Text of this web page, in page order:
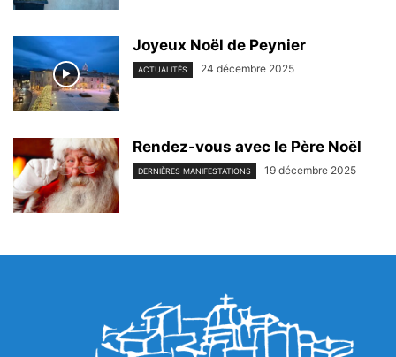
Joyeux Noël de Peynier
ACTUALITÉS 24 décembre 2025
Rendez-vous avec le Père Noël
DERNIÈRES MANIFESTATIONS 19 décembre 2025